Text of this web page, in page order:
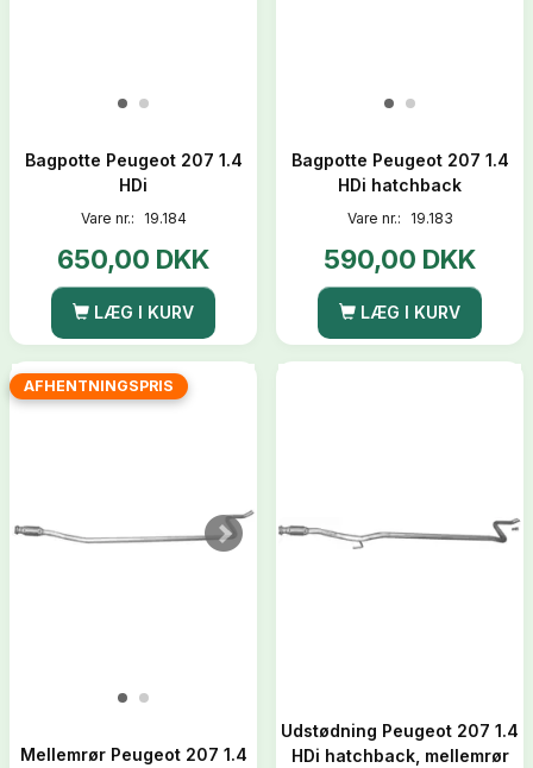
Bagpotte Peugeot 207 1.4
HDi
Vare nr.: 19.184
650,00 DKK
LÆG I KURV
Bagpotte Peugeot 207 1.4
HDi hatchback
Vare nr.: 19.183
590,00 DKK
LÆG I KURV
AFHENTNINGSPRIS
Mellemrør Peugeot 207 1.4
Udstødning Peugeot 207 1.4
HDi hatchback, mellemrør